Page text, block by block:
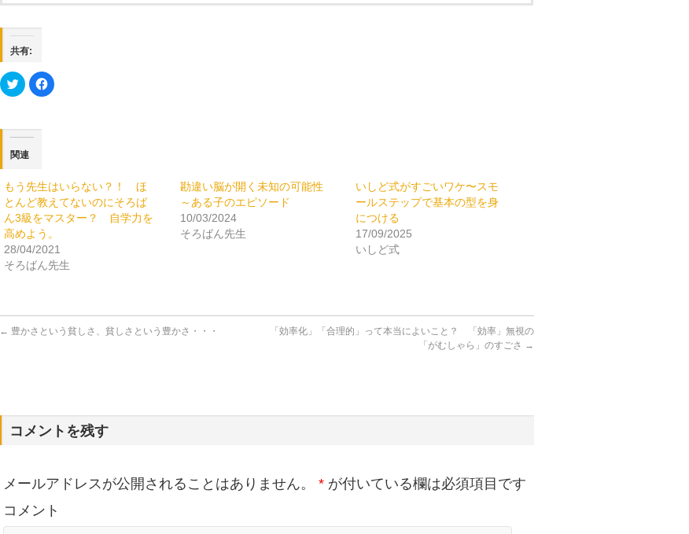
共有:
ク
リ
て
Twitter
で
共
し
い
ウ
ィ
ン
ド
ウ
で
開
き
Facebook
で
ク
し
て
く
だ
い
(新
し
い
ウ
で
開
関連
もう先生はいらない？！ ほ
とんど教えてないのにそろば
ん3級をマスター？ 自学力を
高めよう。
28/04/2021
そろばん先生
勘違い脳が開く未知の可能性
～ある子のエピソード
10/03/2024
そろばん先生
いしど式がすごいワケ〜スモ
ールステップで基本の型を身
につける
17/09/2025
いしど式
← 豊かさという貧しさ、貧しさという豊かさ・・・
「効率化」「合理的」って本当によいこと？ 「効率」無視の
「がむしゃら」のすごさ →
コメントを残す
メールアドレスが公開されることはありません。 * が付いている欄は必須項目です
コメント